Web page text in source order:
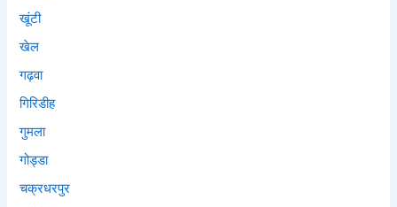
खूंटी
खेल
गढ़वा
गिरिडीह
गुमला
गोड्डा
चक्रधरपुर